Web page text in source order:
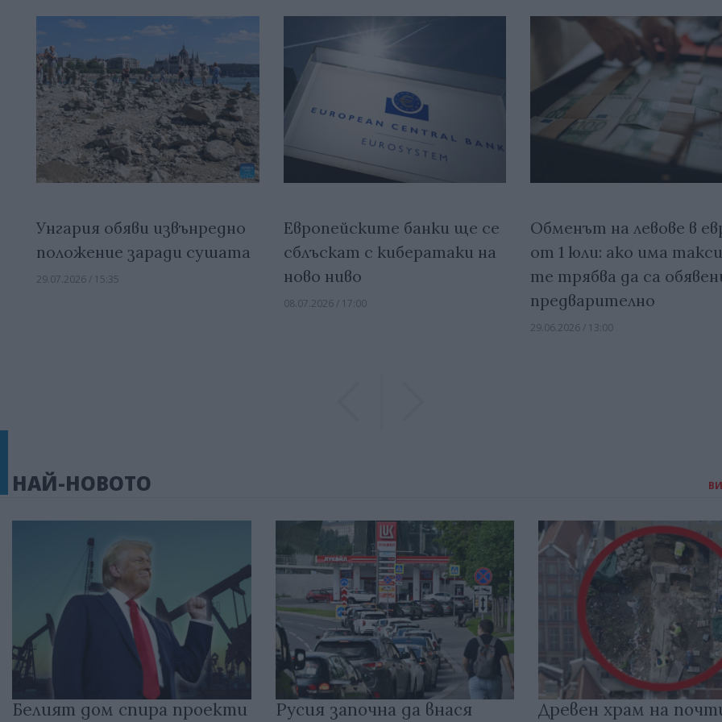
Унгария обяви извънредно
положение заради сушата
29.07.2026 / 15:35
Европейските банки ще се
сблъскат с кибератаки на
ново ниво
08.07.2026 / 17:00
Обменът на левове в
от 1 юли: ако има
те трябва да са
предварително
29.06.2026 / 13:00
НАЙ-НОВОТО
Белият дом спира проекти
Русия започна да внася
Древен храм на